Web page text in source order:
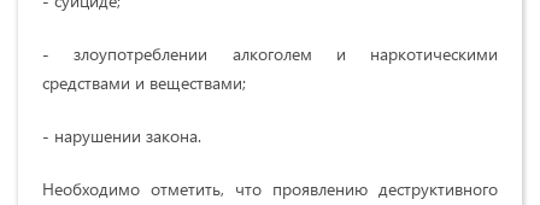
- злоупотреблении алкоголем и наркотическими
средствами и веществами;
- нарушении закона.
Необходимо отметить, что проявлению деструктивного